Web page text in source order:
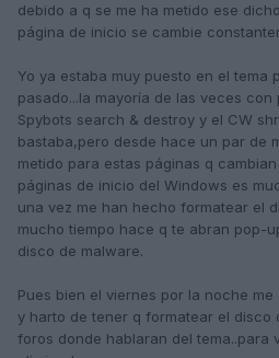
debido a q se me ha metido ese
página de inicio se cambie
Yo ya estaba muy puesto en el tema
pasado...la mayoría de las veces
Spybots search & destroy y el CW
bastaba,pero desde hace un par de
metido para estas páginas q
páginas de inicio del Windows es
una vez me han hecho formatear el
mucho tiempo hace q te abran pop-
disco de malware.
Pues bien el viernes por la noche
y harto de tener q formatear el disco
foros donde hablaran del tema..para